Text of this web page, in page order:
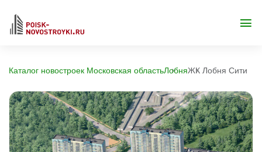
Каталог новостроек Московская областьЛобняЖК Лобня Сити